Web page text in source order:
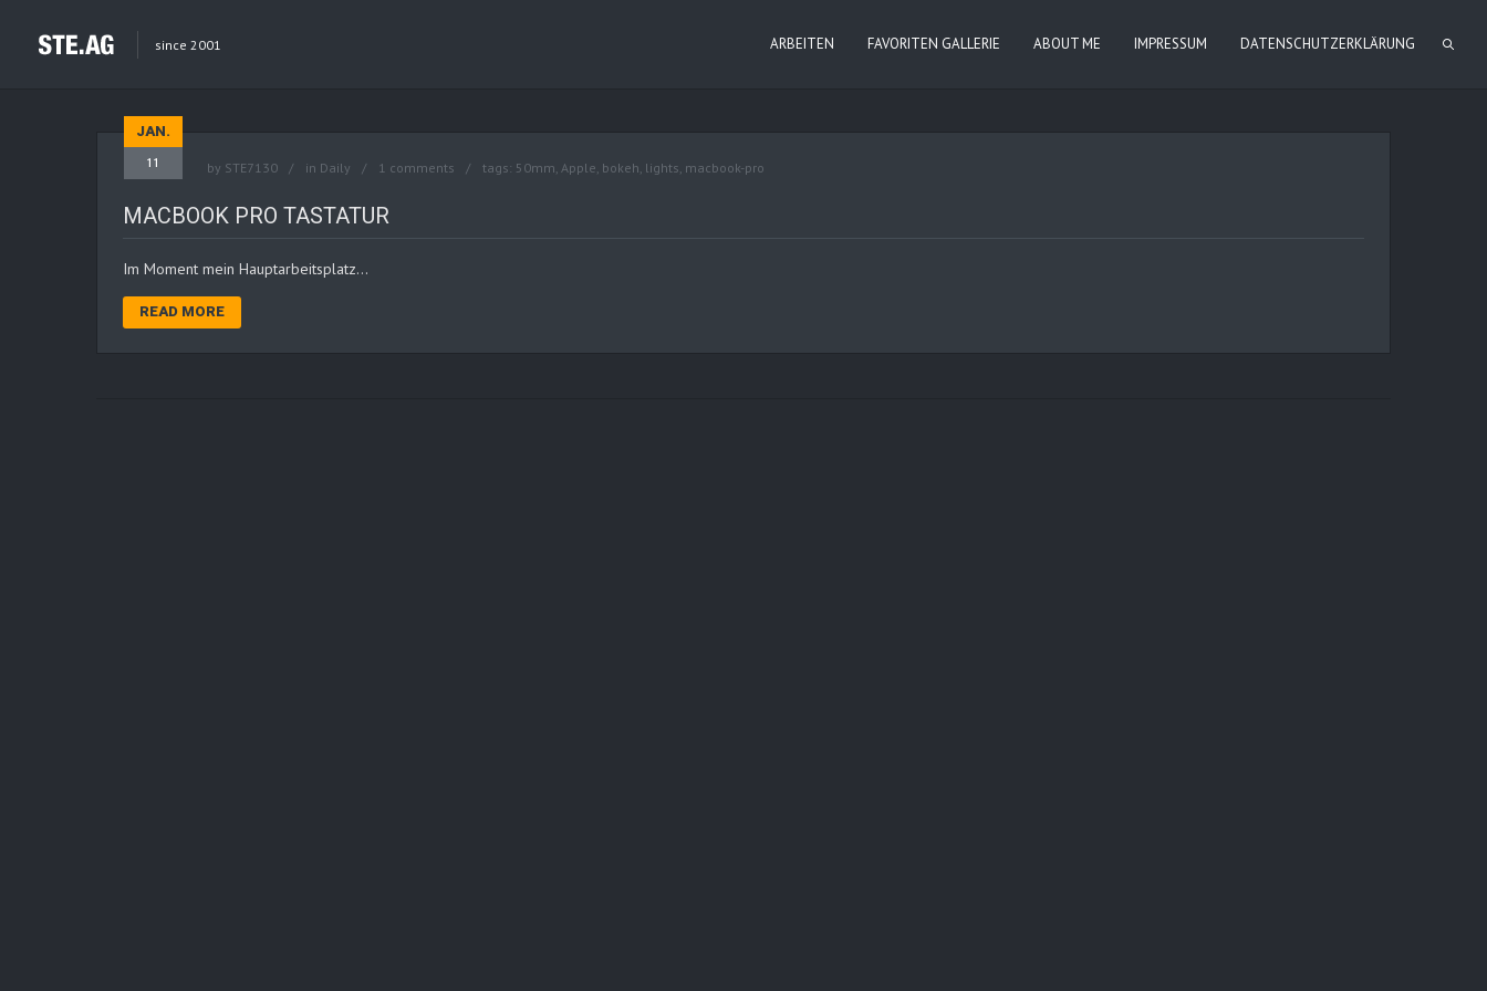
since 2001 ARBEITEN FAVORITEN GALLERIE ABOUT ME IMPRESSUM DATENSCHUTZERKLÄRUNG
JAN.
11 by STE7130 in Daily 1 comments tags: 50mm, Apple, bokeh, lights, macbook-pro
MACBOOK PRO TASTATUR
Im Moment mein Hauptarbeitsplatz…
READ MORE